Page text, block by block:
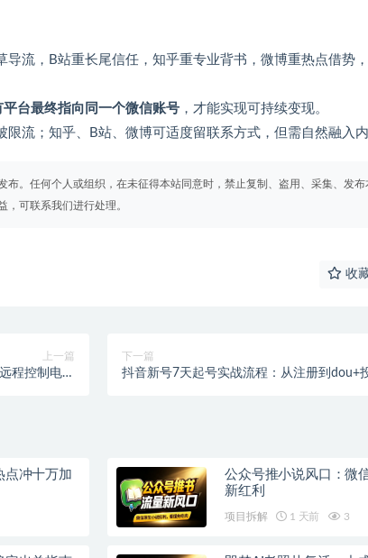
导流，B站重长尾信任，知乎重专业背书，微博重热点借势
平台最终指向同一个微信账号 ‌，才能实现可持续变现。
限流；知乎、B站、微博可适度留联系方式，但需自然融入内
。任何个人或组织，在未征得本站同意时，禁止复制、盗用、采集、发布
，可联系我们进行处理。
收
上一篇
程控制电脑
下一篇
抖音新号7天起号实战流程：从注册到dou+
点冲十万加
公众号推小说风口：微
新红利
项目拆解 1 天前 3